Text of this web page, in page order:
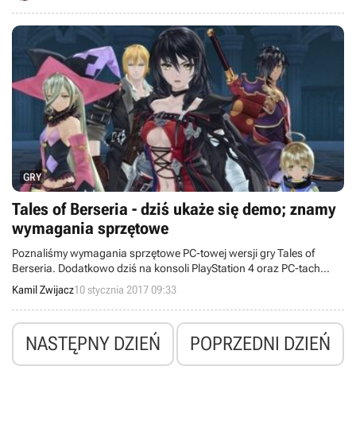
GRY
Tales of Berseria - dziś ukaże się demo; znamy
wymagania sprzętowe
Poznaliśmy wymagania sprzętowe PC-towej wersji gry Tales of
Berseria. Dodatkowo dziś na konsoli PlayStation 4 oraz PC-tach
ukaże się wersja demonstracyjna produkcji.
Kamil Zwijacz10 stycznia 2017 09:33
NASTĘPNY DZIEŃ POPRZEDNI DZIEŃ